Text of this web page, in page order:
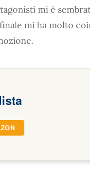
mi è
mi ha molto